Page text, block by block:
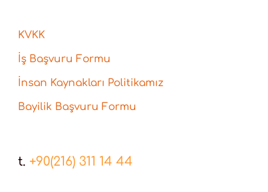
KVKK
İş Başvuru Formu
İnsan Kaynakları Politikamız
Bayilik Başvuru Formu
t. +90(216) 311 14 44